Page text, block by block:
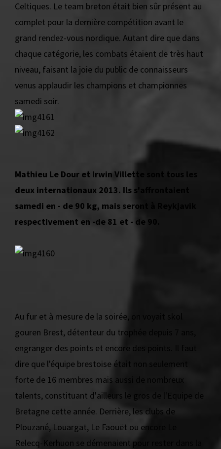
Celtiques. Le team breton était bien sûr présent au
complet pour la dernière compétition avant le
grand rendez-vous nordique. Autant dire que dans
chaque catégorie, les combats étaient de très haut
niveau, faisant la joie du public de connaisseurs
venus applaudir les champions et championnes
samedi soir.
Mathieu Le Dour et Irwin Villette sont tous les
deux internationaux 2013. Ils s'affrontaient
samedi en - de 90 kg, mais seront à Reykjavik
respectivement en -de 81 et - de 90.
Au fur et à mesure de la soirée, on voyait skol
gouren Brest, détenteur du trophée depuis 7 ans,
engranger des points et encore des points. Il faut
dire que l'équipe brestoise était non seulement
forte de 16 membres mais aussi de nombreux
talents, constituant d'ailleurs le gros de l'Equipe de
Bretagne cette année. Derrière, les clubs de
Plouzané, Louargat, Le Faouët ou encore Le
Relecq-Kerhuon se démenaient pour rester dans la